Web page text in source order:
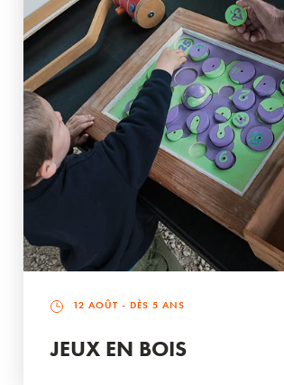
12 AOÛT - DÈS 5 ANS
JEUX EN BOIS